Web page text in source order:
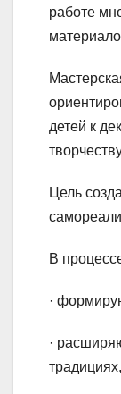
работе
детей к
Цель
В
·
·